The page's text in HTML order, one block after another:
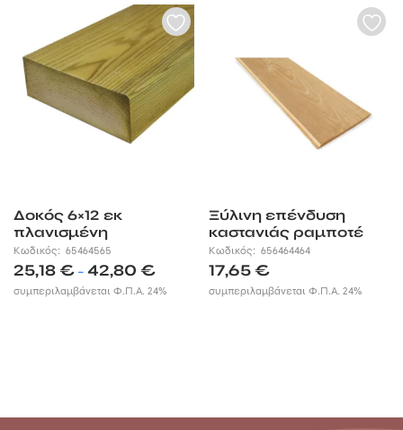
Δοκός 6×12 εκ
πλανισμένη
εμποτισμένη
Κωδικός: 65464565
25,18€ – 42,80 €
range:
συμπεριλαμβάνεται Φ.Π.Α. 24%
Ξύλινη επένδυση
καστανιάς ραμποτέ
1,3x19x250 εκ.
Κωδικός:656464464
17,65€
συμπεριλαμβάνεται Φ.Π.Α. 24%